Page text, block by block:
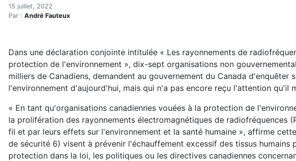
Accueil
Articles
La pollution du rayonnement sans
15 juillet, 2022
Par : André Fauteux
Dans une déclaration conjointe intitulée « Les rayonnements de
protection de l'environnement », dix-sept organisations non
milliers de Canadiens, demandent au gouvernement du Canada d'enquêter
l'environnement d'aujourd'hui, mais qui n'a pas encore reçu l'attention qu'il
« En tant qu'organisations canadiennes vouées à la protection de
la prolifération des rayonnements électromagnétiques de radiofréquences
fil et par leurs effets sur l'environnement et la santé humaine », affirme
de sécurité 6) visent à prévenir l'échauffement excessif des tissus humains
protection dans la loi, les politiques ou les directives canadiennes